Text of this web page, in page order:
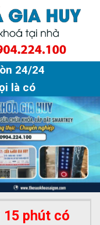
24/24
là có
15 phút có